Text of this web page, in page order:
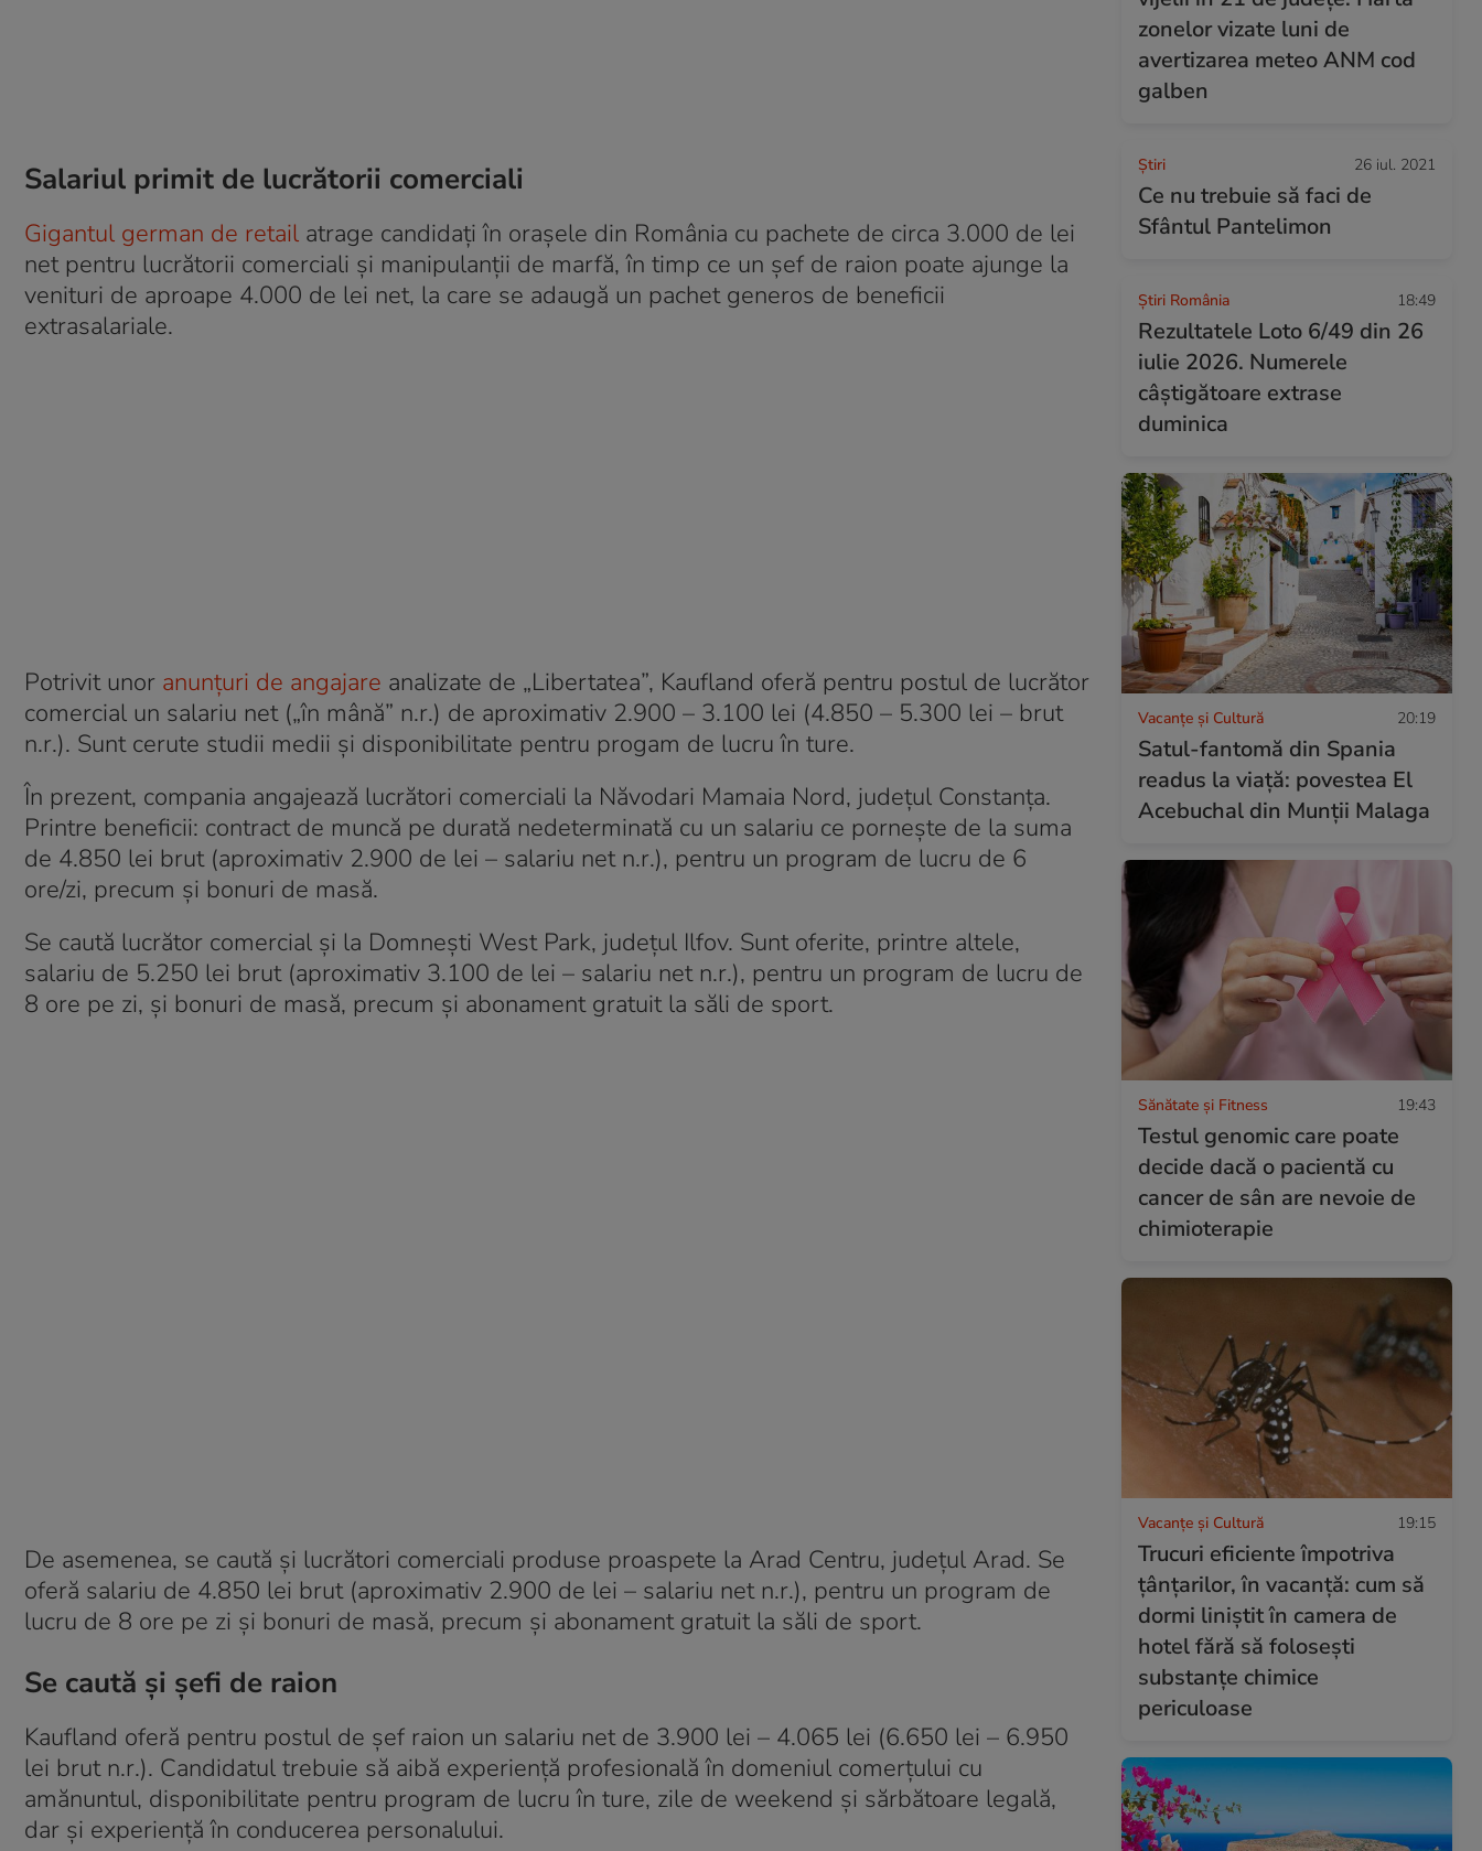
Salariul primit de lucrătorii comerciali
Gigantul german de retail atrage candidați în orașele din România cu pachete de circa 3.000 de lei
net pentru lucrătorii comerciali și manipulanții de marfă, în timp ce un șef de raion poate ajunge la
venituri de aproape 4.000 de lei net, la care se adaugă un pachet generos de beneficii
extrasalariale.
Potrivit unor anunțuri de angajare analizate de „Libertatea”, Kaufland oferă pentru postul de lucrător
comercial un salariu net („în mână” n.r.) de aproximativ 2.900 – 3.100 lei (4.850 – 5.300 lei – brut
n.r.). Sunt cerute studii medii și disponibilitate pentru progam de lucru în ture.
În prezent, compania angajează lucrători comerciali la Năvodari Mamaia Nord, județul Constanța.
Printre beneficii: contract de muncă pe durată nedeterminată cu un salariu ce pornește de la suma
de 4.850 lei brut (aproximativ 2.900 de lei – salariu net n.r.), pentru un program de lucru de 6
ore/zi, precum și bonuri de masă.
Se caută lucrător comercial și la Domnești West Park, județul Ilfov. Sunt oferite, printre altele,
salariu de 5.250 lei brut (aproximativ 3.100 de lei – salariu net n.r.), pentru un program de lucru de
8 ore pe zi, și bonuri de masă, precum și abonament gratuit la săli de sport.
De asemenea, se caută și lucrători comerciali produse proaspete la Arad Centru, județul Arad. Se
oferă salariu de 4.850 lei brut (aproximativ 2.900 de lei – salariu net n.r.), pentru un program de
lucru de 8 ore pe zi și bonuri de masă, precum și abonament gratuit la săli de sport.
Se caută și șefi de raion
Kaufland oferă pentru postul de șef raion un salariu net de 3.900 lei – 4.065 lei (6.650 lei – 6.950
lei brut n.r.). Candidatul trebuie să aibă experienţă profesională în domeniul comerţului cu
amănuntul, disponibilitate pentru program de lucru în ture, zile de weekend și sărbătoare legală,
dar și experienţă în conducerea personalului.
zonelor vizate luni de
avertizarea meteo ANM cod
galben
Ştiri 26 iul. 2021
Ce nu trebuie să faci de
Sfântul Pantelimon
Știri România 18:49
Rezultatele Loto 6/49 din 26
iulie 2026. Numerele
câștigătoare extrase
duminica
Vacanțe și Cultură 20:19
Satul-fantomă din Spania
readus la viață: povestea El
Acebuchal din Munții Malaga
Sănătate și Fitness 19:43
Testul genomic care poate
decide dacă o pacientă cu
cancer de sân are nevoie de
chimioterapie
Vacanțe și Cultură 19:15
Trucuri eficiente împotriva
țânțarilor, în vacanță: cum să
dormi liniștit în camera de
hotel fără să folosești
substanțe chimice
periculoase